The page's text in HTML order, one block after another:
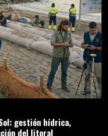
gestión hídrica,
del litoral